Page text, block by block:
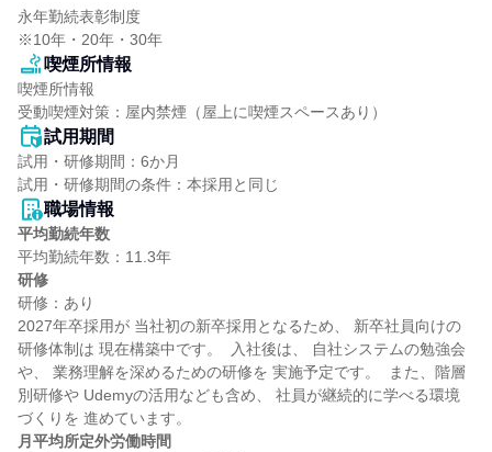
永年勤続表彰制度
※10年・20年・30年
喫煙所情報
喫煙所情報
受動喫煙対策：屋内禁煙（屋上に喫煙スペースあり）
試用期間
試用・研修期間：6か月
職場情報
平均勤続年数
研修
研修：あり
2027年卒採用が 当社初の新卒採用となるため、 新卒社員向けの
研修体制は 現在構築中です。  入社後は、 自社システムの勉強会
や、 業務理解を深めるための研修を 実施予定です。  また、階層
別研修や Udemyの活用なども含め、 社員が継続的に学べる環境
月平均所定外労働時間